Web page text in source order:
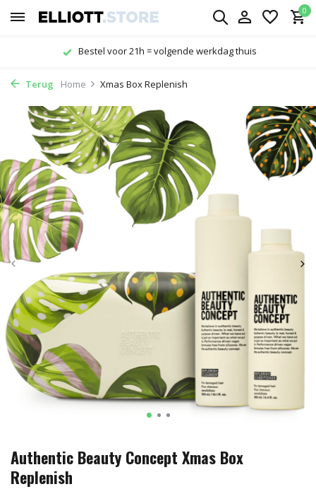
0
Gratis verzending vanaf € 29,-
Terug Home Xmas Box Replenish
Authentic Beauty Concept Xmas Box
Replenish